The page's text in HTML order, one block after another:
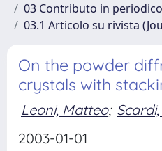
03 Contributo in
03.1 Articolo su rivista
On the powder
crystals with
Leoni, Matteo;
2003-01-01